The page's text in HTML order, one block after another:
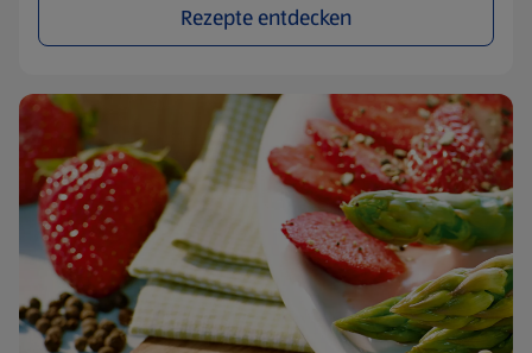
Rezepte entdecken